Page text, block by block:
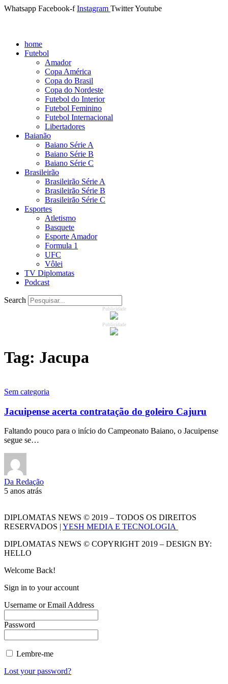
Whatsapp Facebook-f Instagram TwitterYoutube
home
Futebol
Amador
Copa América
Copa do Brasil
Copa do Nordeste
Futebol do Interior
Futebol Feminino
Futebol Internacional
Libertadores
Baianão
Baiano Série A
Baiano Série B
Baiano Série C
Brasileirão
Brasileirão Série A
Brasileirão Série B
Brasileirão Série C
Esportes
Atletismo
Basquete
Esporte Amador
Formula 1
UFC
Vôlei
TV Diplomatas
Podcast
Search
Publicidade
Publicidade
Tag: Jacupa
Sem categoria
Jacuipense acerta contratação do goleiro Cajuru
Faltando pouco para o início do Campeonato Baiano, o Jacuipense
segue se…
Da Redação
5 anos atrás
DIPLOMATAS NEWS © 2019 – TODOS OS DIREITOS
RESERVADOS | YESH MEDIA E TECNOLOGIA
DIPLOMATAS NEWS © COPYRIGHT 2019 – DESIGN BY:
HELLO
Welcome Back!
Sign in to your account
Username or Email Address
Password
Lembre-me
Lost your password?